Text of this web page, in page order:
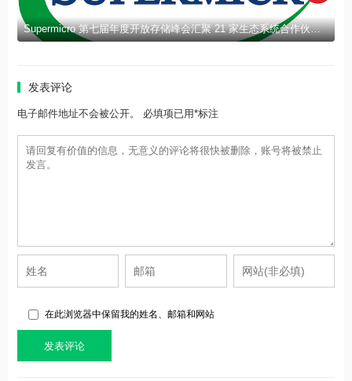
Supermicro 第七届年度开放存储峰会汇聚 21 家生态系统合作伙伴，分享规模化部署企业级 AI 的实用指南
发表评论
电子邮件地址不会被公开。 必填项已用*标注
在此浏览器中保留我的姓名、邮箱和网站